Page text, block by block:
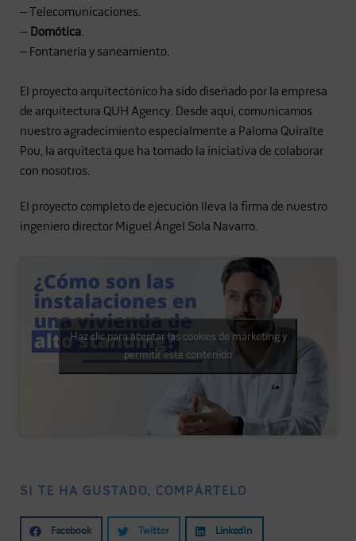
– Telecomunicaciones.
– Domótica.
– Fontanería y saneamiento.
El proyecto arquitectónico ha sido diseñado por la empresa
de arquitectura QUH Agency. Desde aquí, comunicamos
nuestro agradecimiento especialmente a Paloma Quiralte
Pou, la arquitecta que ha tomado la iniciativa de colaborar
con nosotros.
El proyecto completo de ejecución lleva la firma de nuestro
ingeniero director Miguel Ángel Sola Navarro.
Haz clic para aceptar las cookies de márketing y
permitir este contenido
SI TE HA GUSTADO, COMPÁRTELO
Facebook Twitter LinkedIn